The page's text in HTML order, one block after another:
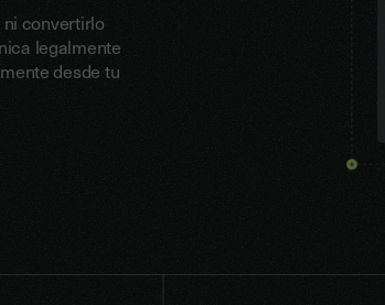
convertirlo
legalmente
desde tu